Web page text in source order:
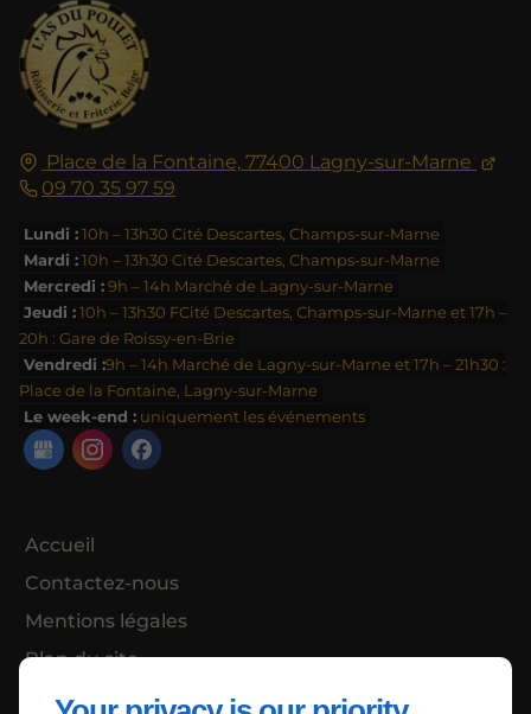
Place de la Fontaine, 77400 Lagny-sur-Marne
09 70 35 97 59
Lundi :10h – 13h30 Cité Descartes, Champs-sur-Marne
Mardi :10h – 13h30 Cité Descartes, Champs-sur-Marne
Mercredi :9h – 14h Marché de Lagny-sur-Marne
Jeudi :10h – 13h30 FCité Descartes, Champs-sur-Marne et 17h –
20h : Gare de Roissy-en-Brie
Vendredi :9h – 14h Marché de Lagny-sur-Marne et 17h – 21h30 :
Place de la Fontaine, Lagny-sur-Marne
Le week-end : uniquement les événements
Accueil
Contactez-nous
Mentions légales
Plan du site